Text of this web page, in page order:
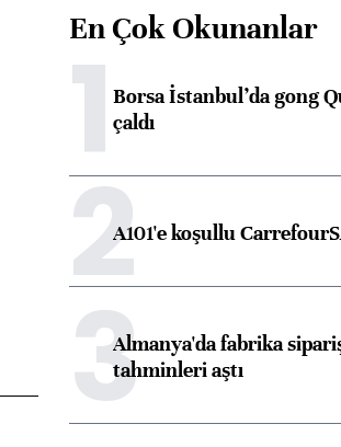
En Çok Okunanlar
1Borsa İstanbul’da gong
çaldı
2A101'e koşullu
3Almanya'da fabrika
tahminleri aştı